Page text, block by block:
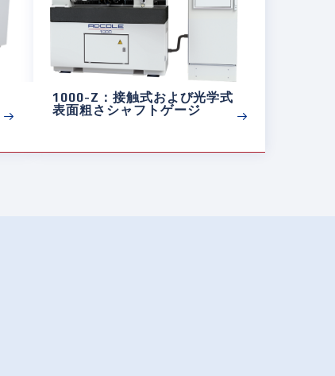
1000-Z：接触式および光学式
表面粗さシャフトゲージ